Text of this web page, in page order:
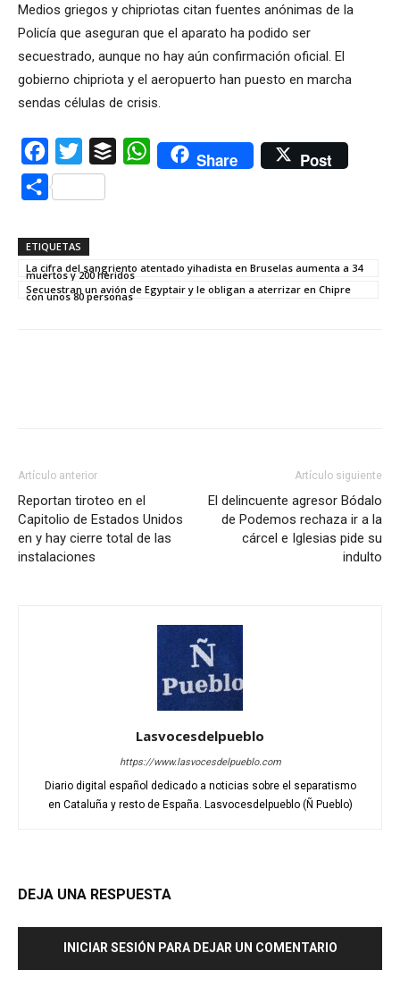
Medios griegos y chipriotas citan fuentes anónimas de la
Policía que aseguran que el aparato ha podido ser
secuestrado, aunque no hay aún confirmación oficial. El
gobierno chipriota y el aeropuerto han puesto en marcha
sendas células de crisis.
Facebook
Twitter Buffer WhatsAppShare Post
Compartir
ETIQUETAS
La cifra del sangriento atentado yihadista en Bruselas aumenta a 34
muertos y 200 heridos
Secuestran un avión de Egyptair y le obligan a aterrizar en Chipre
con unos 80 personas
Artículo anterior
Reportan tiroteo en el
Capitolio de Estados Unidos
en y hay cierre total de las
instalaciones
Artículo siguiente
El delincuente agresor Bódalo
de Podemos rechaza ir a la
cárcel e Iglesias pide su
indulto
Lasvocesdelpueblo
https://www.lasvocesdelpueblo.com
Diario digital español dedicado a noticias sobre el separatismo
en Cataluña y resto de España. Lasvocesdelpueblo (Ñ Pueblo)
DEJA UNA RESPUESTA
INICIAR SESIÓN PARA DEJAR UN COMENTARIO